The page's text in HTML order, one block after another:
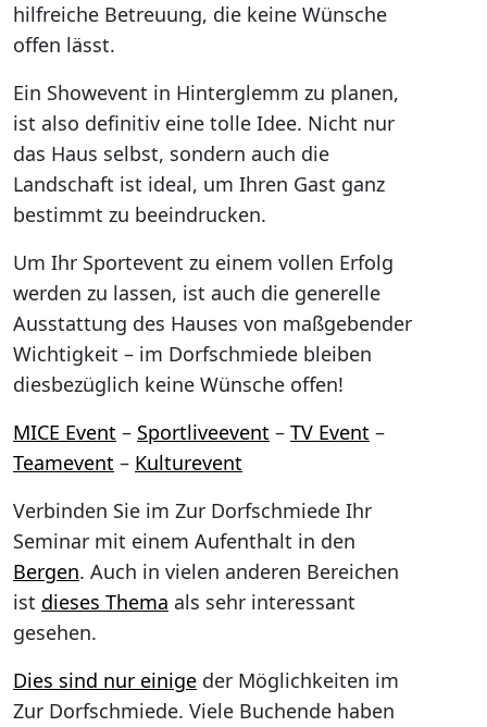
hilfreiche Betreuung, die keine Wünsche
offen lässt.
Ein Showevent in Hinterglemm zu planen,
ist also definitiv eine tolle Idee. Nicht nur
das Haus selbst, sondern auch die
Landschaft ist ideal, um Ihren Gast ganz
bestimmt zu beeindrucken.
Um Ihr Sportevent zu einem vollen Erfolg
werden zu lassen, ist auch die generelle
Ausstattung des Hauses von maßgebender
Wichtigkeit – im Dorfschmiede bleiben
diesbezüglich keine Wünsche offen!
MICE Event – Sportliveevent – TV Event –
Teamevent – Kulturevent
Verbinden Sie im Zur Dorfschmiede Ihr
Seminar mit einem Aufenthalt in den
Bergen. Auch in vielen anderen Bereichen
ist dieses Thema als sehr interessant
gesehen.
Dies sind nur einige der Möglichkeiten im
Zur Dorfschmiede. Viele Buchende haben